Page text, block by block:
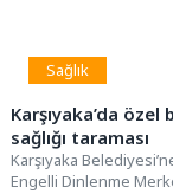
Sağlık
Karşıyaka’da özel
sağlığı taraması
Karşıyaka
Engelli Dinlenme